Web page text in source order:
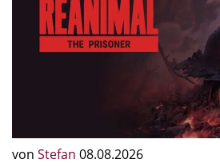
von Stefan 08.08.2026